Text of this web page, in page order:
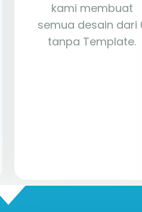
kami membuat
semua desain dari
tanpa Template.